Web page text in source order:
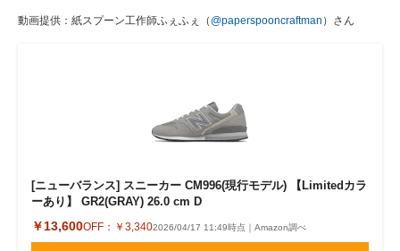
動画提供：紙スプーン工作師ふぇふぇ（ @paperspooncraftman ）さん
[ニューバランス] スニーカー CM996(現行モデル) 【Limitedカラ
ーあり】 GR2(GRAY) 26.0 cm D
￥13,600OFF： ￥3,3402026/04/17 11:49時点｜Amazon調べ